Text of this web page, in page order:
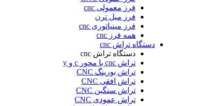
فرز معمولی cnc
فرز میل ترن
فرز مینیاتوری cnc
همه فرز cnc
دستگاه تراش cnc
دستگاه تراش cnc
تراش cnc با محور c و y
تراش بورینگ CNC
تراش افقی CNC
تراش سنگین CNC
تراش عمودی CNC